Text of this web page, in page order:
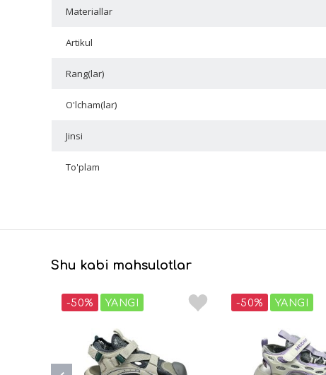
Materiallar
Artikul
Rang(lar)
O'lcham(lar)
Jinsi
To'plam
Shu kabi mahsulotlar
-50% YANGI -50% YANGI